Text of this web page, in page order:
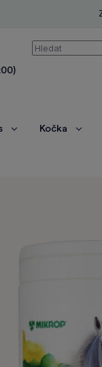
Vyhledávání
ZobrazitKočka